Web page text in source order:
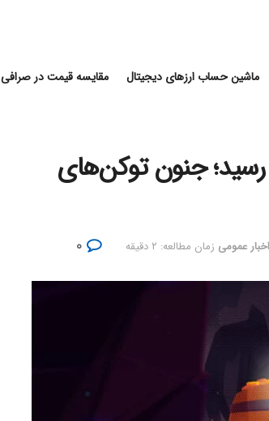
ماشین حساب ارزهای دیجیتال مقایسه قیمت در صرافی
۱ میلیون دلار رسید؛ جنون توکن‌های
اخبار عمومی زمان مطالعه: ۲ دقیقه